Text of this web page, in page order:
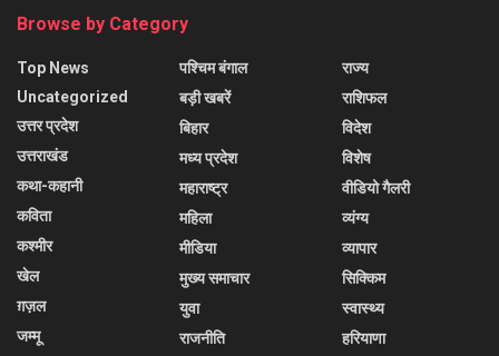
Browse by Category
Top News
Uncategorized
उत्तर प्रदेश
उत्तराखंड
कथा-कहानी
कविता
कश्मीर
खेल
ग़ज़ल
जम्मू
पश्चिम बंगाल
बड़ी खबरें
बिहार
मध्य प्रदेश
महाराष्ट्र
महिला
मीडिया
मुख्य समाचार
युवा
राजनीति
राज्य
राशिफल
विदेश
विशेष
वीडियो गैलरी
व्यंग्य
व्यापार
सिक्किम
स्वास्थ्य
हरियाणा